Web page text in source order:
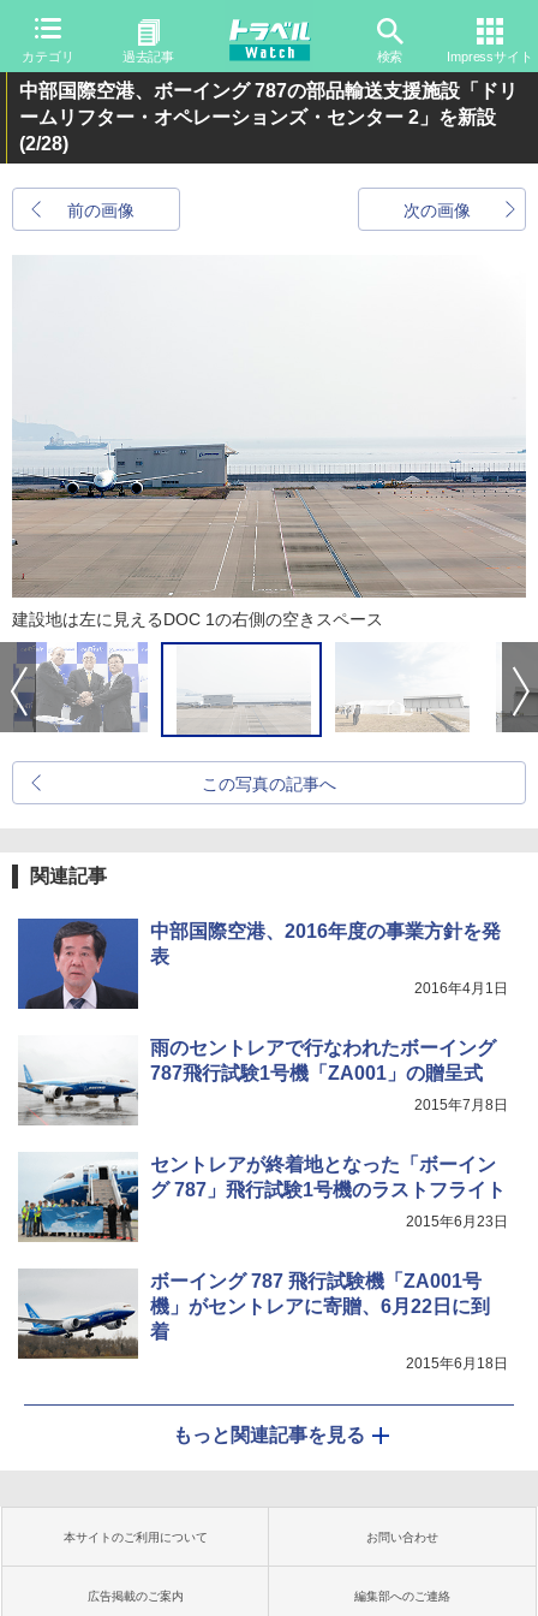
カテゴリ 過去記事 検索 Impressサイト
中部国際空港、ボーイング 787の部品輸送支援施設「ドリ
ームリフター・オペレーションズ・センター 2」を新設
(2/28)
前の画像 次の画像
建設地は左に見えるDOC 1の右側の空きスペース
この写真の記事へ
関連記事
中部国際空港、2016年度の事業方針を発
表
2016年4月1日
雨のセントレアで行なわれたボーイング
787飛行試験1号機「ZA001」の贈呈式
2015年7月8日
セントレアが終着地となった「ボーイン
グ 787」飛行試験1号機のラストフライト
2015年6月23日
ボーイング 787 飛行試験機「ZA001号
機」がセントレアに寄贈、6月22日に到
着
2015年6月18日
もっと関連記事を見る
本サイトのご利用について お問い合わせ
広告掲載のご案内 編集部へのご連絡